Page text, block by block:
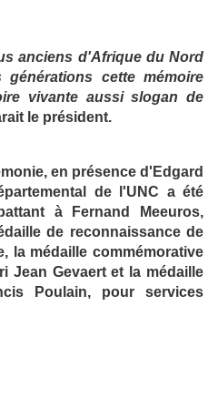
anciens d'Afrique du Nord
cette mémoire
vivante aussi slogan de
le président.
en présence d'Edgard
de l'UNC a été
à Fernand Meeuros,
de reconnaissance de
la médaille commémorative
Jean Gevaert et la médaille
Poulain, pour services